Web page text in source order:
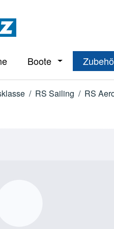
Boote Öffne oder
/ RS Sailing / RS